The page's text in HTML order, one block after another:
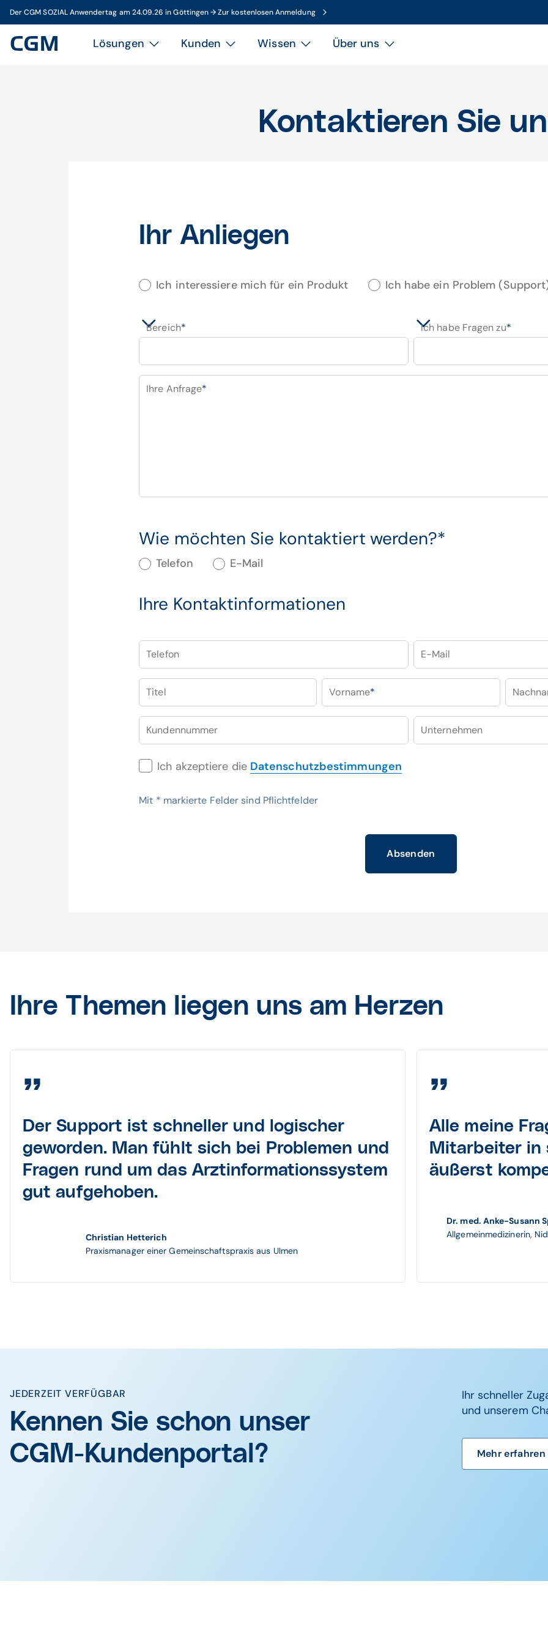
Der CGM SOZIAL Anwendertag am 24.09.26 in Göttingen → Zur kostenlosen Anmeldung
Lösungen Kunden Wissen Über uns
Kontaktieren Sie
Ihr Anliegen
Ich interessiere mich für ein Produkt Ich habe ein Problem
Bereich* Ich habe Fragen zu*
Ihre Anfrage*
Wie möchten Sie kontaktiert werden?*
Telefon E-Mail
Ihre Kontaktinformationen
Telefon E-Mail
Titel Vorname*
Kundennummer Unternehmen
Ich akzeptiere die Datenschutzbestimmungen
Mit * markierte Felder sind Pflichtfelder
Absenden
Ihre Themen liegen uns am Herzen
Der Support ist schneller und logischer
geworden. Man fühlt sich bei Problemen und
Fragen rund um das Arztinformationssystem
gut aufgehoben.
Christian Hetterich
Praxismanager einer Gemeinschaftspraxis aus Ulmen
Alle meine
Mitarbeiter in
äußerst
Dr. med. Anke-Susann
Allgemeinmedizinerin,
JEDERZEIT VERFÜGBAR
Kennen Sie schon unser
CGM-Kundenportal?
Ihr schneller
und unserem
Mehr erfahren